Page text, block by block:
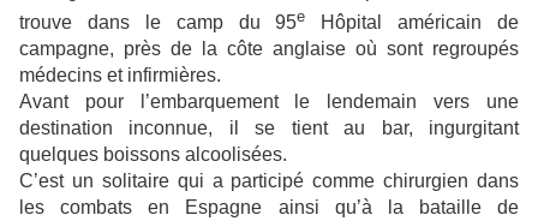
trouve dans le camp du 95e Hôpital américain de
campagne, près de la côte anglaise où sont regroupés
médecins et infirmières.
Avant pour l’embarquement le lendemain vers une
destination inconnue, il se tient au bar, ingurgitant
quelques boissons alcoolisées.
C’est un solitaire qui a participé comme chirurgien dans
les combats en Espagne ainsi qu’à la bataille de